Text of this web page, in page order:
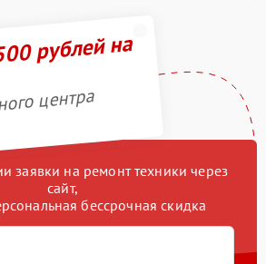
рублей на
центра
заявки на ремонт техники через
сайт,
бессрочная скидка